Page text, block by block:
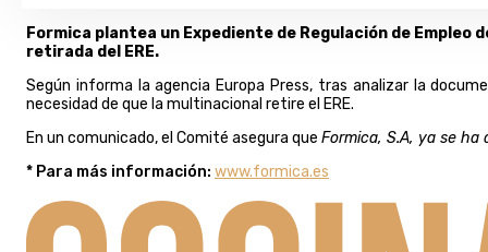
Formica plantea un Expediente de Regulación de
retirada del ERE.
Según informa la agencia Europa Press, tras analizar la
necesidad de que la multinacional retire el ERE.
En un comunicado, el Comité asegura que Formica, S.A, ya se ha
* Para más información: www.formica.es